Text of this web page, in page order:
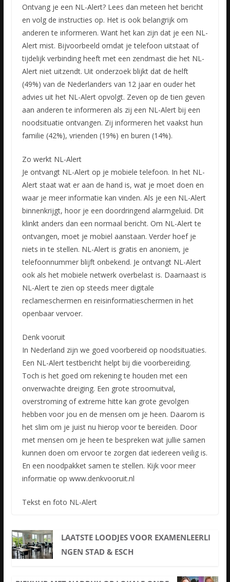
Ontvang je een NL-Alert? Lees dan meteen het bericht
en volg de instructies op. Het is ook belangrijk om
anderen te informeren. Want het kan zijn dat je een NL-
Alert mist. Bijvoorbeeld omdat je telefoon uitstaat of
tijdelijk verbinding heeft met een zendmast die het NL-
Alert niet uitzendt. Uit onderzoek blijkt dat de helft
(49%) van de Nederlanders van 12 jaar en ouder het
advies uit het NL-Alert opvolgt. Zeven op de tien geven
aan anderen te informeren als zij een NL-Alert bij een
noodsituatie ontvangen. Zij informeren het vaakst hun
familie (42%), vrienden (19%) en buren (14%).
Zo werkt NL-Alert
Je ontvangt NL-Alert op je mobiele telefoon. In het NL-
Alert staat wat er aan de hand is, wat je moet doen en
waar je meer informatie kan vinden. Als je een NL-Alert
binnenkrijgt, hoor je een doordringend alarmgeluid. Dit
klinkt anders dan een normaal bericht. Om NL-Alert te
ontvangen, moet je mobiel aanstaan. Verder hoef je
niets in te stellen. NL-Alert is gratis en anoniem, je
telefoonnummer blijft onbekend. Je ontvangt NL-Alert
ook als het mobiele netwerk overbelast is. Daarnaast is
NL-Alert te zien op steeds meer digitale
reclameschermen en reisinformatieschermen in het
openbaar vervoer.
Denk vooruit
In Nederland zijn we goed voorbereid op noodsituaties.
Een NL-Alert testbericht helpt bij die voorbereiding.
Toch is het goed om rekening te houden met een
onverwachte dreiging. Een grote stroomuitval,
overstroming of extreme hitte kan grote gevolgen
hebben voor jou en de mensen om je heen. Daarom is
het slim om je juist nu hierop voor te bereiden. Door
met mensen om je heen te bespreken wat jullie samen
kunnen doen om ervoor te zorgen dat iedereen veilig is.
En een noodpakket samen te stellen. Kijk voor meer
informatie op www.denkvooruit.nl
Tekst en foto NL-Alert
LAATSTE LOODJES VOOR EXAMENLEERLI
NGEN STAD & ESCH